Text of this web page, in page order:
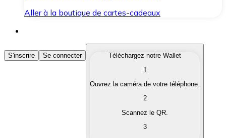
Aller à la boutique de cartes-cadeaux
Acheter des Cryptomonnaies
Achetez les cryptomonnaies qui vous intéressent
Convertissez vos cryptomonnaies en monnaie
S'inscrire Se connecter
Téléchargez notre Wallet
1
Ouvrez la caméra de votre téléphone.
2
Scannez le QR.
3